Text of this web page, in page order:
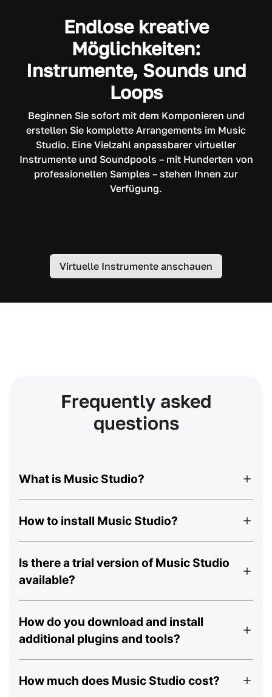
Endlose kreative
Möglichkeiten:
Instrumente, Sounds und
Loops
Beginnen Sie sofort mit dem Komponieren und
erstellen Sie komplette Arrangements im Music
Studio. Eine Vielzahl anpassbarer virtueller
Instrumente und Soundpools – mit Hunderten von
professionellen Samples – stehen Ihnen zur
Verfügung.
Virtuelle Instrumente anschauen
Frequently asked
questions
What is Music Studio?
How to install Music Studio?
Is there a trial version of Music Studio
available?
How do you download and install
additional plugins and tools?
How much does Music Studio cost?